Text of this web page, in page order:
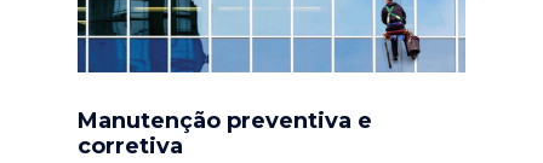
Manutenção preventiva e
corretiva